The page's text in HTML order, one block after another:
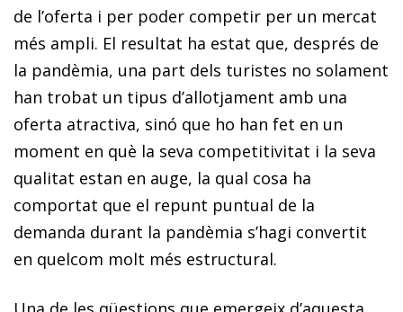
de l’oferta i per poder competir per un mercat
més ampli. El resultat ha estat que, després de
la pandèmia, una part dels turistes no solament
han trobat un tipus d’allotjament amb una
oferta atractiva, sinó que ho han fet en un
moment en què la seva competitivitat i la seva
qualitat estan en auge, la qual cosa ha
comportat que el repunt puntual de la
demanda durant la pandèmia s’hagi convertit
en quelcom molt més estructural.